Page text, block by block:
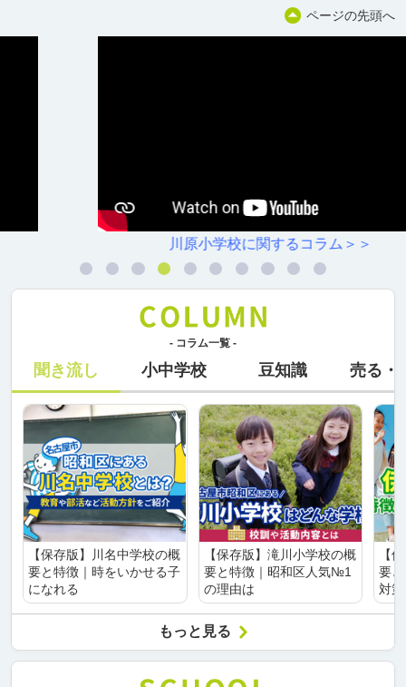
ページの先頭へ
川原小学校に関するコラム＞＞
- コラム一覧 -
聞き流し 小中学校 豆知識 売る・
【保存版】川名中学校の概
要と特徴｜時をいかせる子
になれる
【保存版】滝川小学校の概
要と特徴｜昭和区人気№1
の理由は
【
要
対
もっと見る